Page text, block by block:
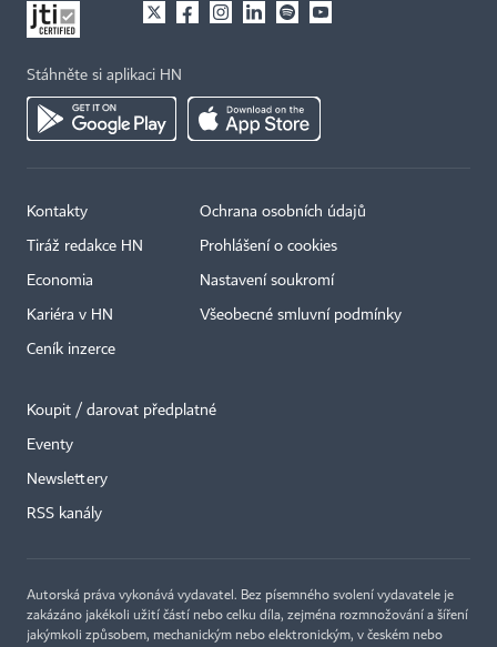
Stáhněte si aplikaci HN
Kontakty
Tiráž redakce HN
Economia
Kariéra v HN
Ceník inzerce
Ochrana osobních údajů
Prohlášení o cookies
Nastavení soukromí
Všeobecné smluvní podmínky
Koupit / darovat předplatné
Eventy
Newslettery
RSS kanály
Autorská práva vykonává vydavatel. Bez písemného svolení vydavatele je
zakázáno jakékoli užití částí nebo celku díla, zejména rozmnožování a šíření
jakýmkoli způsobem, mechanickým nebo elektronickým, v českém nebo